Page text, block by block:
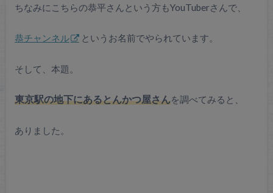
ちなみにこちらの恭平さんという方もYouTuberさんで、
恭チャンネル というお名前でやられています。
そして、本題。
東京駅の地下にあるとんかつ屋さんを調べてみると、
ありました。